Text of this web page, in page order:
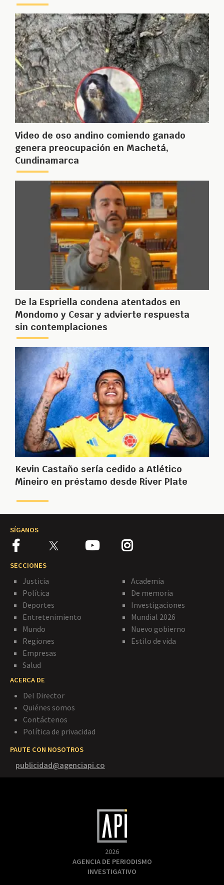
Video de oso andino comiendo ganado
genera preocupación en Machetá,
Cundinamarca
De la Espriella condena atentados en
Mondomo y Cesar y advierte respuesta
sin contemplaciones
Kevin Castaño sería cedido a Atlético
Mineiro en préstamo desde River Plate
SÍGANOS
SECCIONES
Justicia
Política
Deportes
Entretenimiento
Mundo
Regiones
Empresas
Salud
Academia
De memoria
Investigaciones
Mundial 2026
Nuevo gobierno
Estilo de vida
ACERCA DE
Del Director
Quiénes somos
Contáctenos
Política de privacidad
PAUTE CON NOSOTROS
publicidad@agenciapi.co
2026
AGENCIA DE PERIODISMO
INVESTIGATIVO